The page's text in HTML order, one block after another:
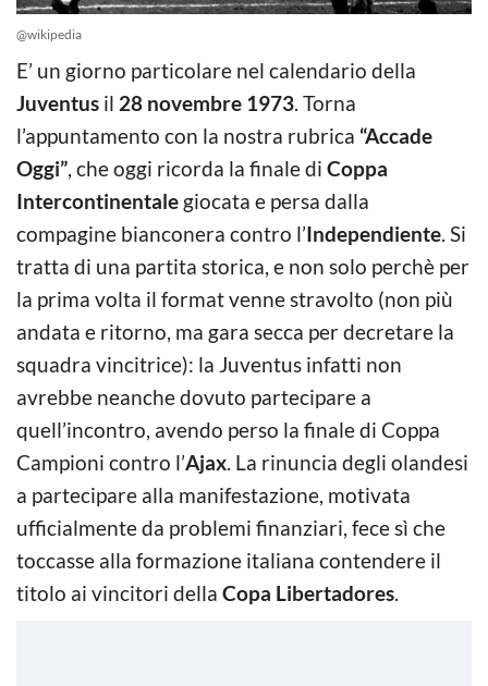
@wikipedia
E’ un giorno particolare nel calendario della
Juventus il 28 novembre 1973. Torna
l’appuntamento con la nostra rubrica “Accade
Oggi”, che oggi ricorda la finale di Coppa
Intercontinentale giocata e persa dalla
compagine bianconera contro l’Independiente. Si
tratta di una partita storica, e non solo perchè per
la prima volta il format venne stravolto (non più
andata e ritorno, ma gara secca per decretare la
squadra vincitrice): la Juventus infatti non
avrebbe neanche dovuto partecipare a
quell’incontro, avendo perso la finale di Coppa
Campioni contro l’Ajax. La rinuncia degli olandesi
a partecipare alla manifestazione, motivata
ufficialmente da problemi finanziari, fece sì che
toccasse alla formazione italiana contendere il
titolo ai vincitori della Copa Libertadores.